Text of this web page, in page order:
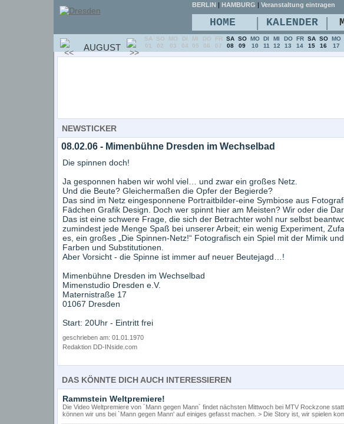
NEWSTICKER
08.02.06 - Mimenbühne Dresden im Wechselbad
Die spinnen doch!
Ja gesponnen haben wir wohl viel… und zwar ein großes Netz.
Und die Beute? Gleichermaßen die Opfer der Begierde?
Das sind im Netz eingesponnene Portraitbilder-eine Symbiose aus
Fädchen Grafik Design. Doch wer spinnt hier am Meisten? Wir oder die
Das ist eine schwere Frage, die sich der Betrachter wohl nur selbst
zumindest jede Menge Spaß bei unserer Arbeit; ein wenig Experiment,
es, ein großes „Die Spinnen-Netz!“ Fotografisch ein Spiel mit der Mimik
Farben und Substitutionen.
Aber Vorsicht - die Spinne ist immer auf neuer Beutejagd…!
Mimenbühne Dresden im Wechselbad
Mimenstudio Dresden e.V.
Maternistraße 17
01067 Dresden
Start: 20Uhr - Eintritt frei
geschrieben am: 01.01.1970
Redaktion DD-INside.com
DAS KÖNNTE DICH AUCH INTERESSIEREN
Rammstein Weltpremiere!
Die Video Weltpremiere von ´Mann gegen Mann´ findet nächsten Mittwoch bei MTV Rockzone
können wir uns bei `Mann gegen Mann' auf einiges gefasst machen. > Die Story ist, wir spielen
BERLIN | HAMBURG | Veranstaltung eintragen
HOME | KALENDER |
AUGUST
SA
01
SO
02
MO
03
DI
04
MI
05
DO
06
FR
07
SA
08
SO
09
MO
10
DI
11
MI
12
DO
13
FR
14
SA
15
SO
16
MO
17